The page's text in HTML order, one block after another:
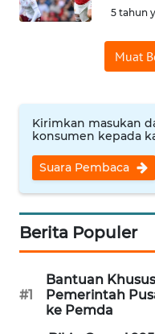
5 tahun
Muat
Kirimkan masukan
konsumen kepada
Suara Pembaca
Berita Populer
#1
Bantuan
Pemerintah
ke Pemda
KEPRI
PAPUA
PAPUA
BARAT
WN
RIAU